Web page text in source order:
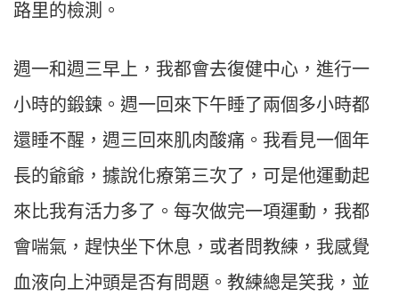
路里的檢測。
週一和週三早上，我都會去復健中心，進行一
小時的鍛鍊。週一回來下午睡了兩個多小時都
還睡不醒，週三回來肌肉酸痛。我看見一個年
長的爺爺，據說化療第三次了，可是他運動起
來比我有活力多了。每次做完一項運動，我都
會喘氣，趕快坐下休息，或者問教練，我感覺
血液向上沖頭是否有問題。教練總是笑我，並